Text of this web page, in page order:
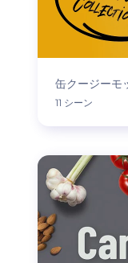
缶クージーモ
11 シーン